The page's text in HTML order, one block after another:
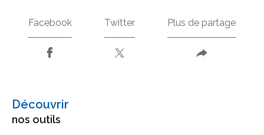
Facebook Twitter Plus de partage
découvrir
nos outils